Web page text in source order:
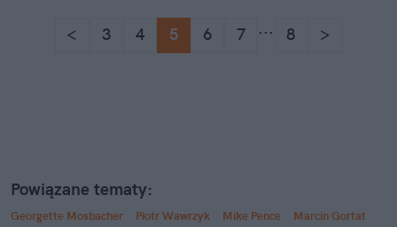
< 3 4 5 6 7 ... 8 >
Powiązane tematy:
Georgette Mosbacher Piotr Wawrzyk Mike Pence
Marcin Gortat